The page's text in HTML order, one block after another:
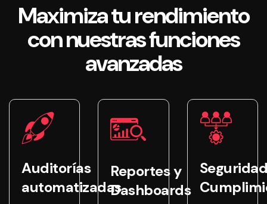
Maximiza tu rendimiento
con nuestras funciones
avanzadas
Auditorías
automatizadas
Reportes y
Dashboards